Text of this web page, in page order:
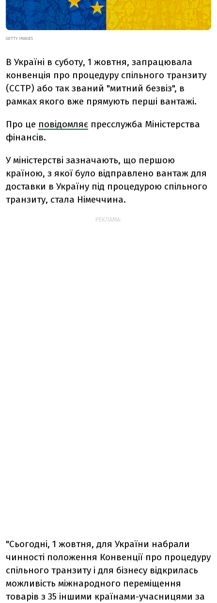
GETTY IMAGES
В Україні в суботу, 1 жовтня, запрацювала
конвенція про процедуру спільного транзиту
(CCTP) або так званий "митний безвіз", в
рамках якого вже прямують перші вантажі.
Про це повідомляє пресслужба Міністерства
фінансів.
У міністерстві зазначають, що першою
країною, з якої було відправлено вантаж для
доставки в Україну під процедурою спільного
транзиту, стала Німеччина.
РЕКЛАМА:
"Сьогодні, 1 жовтня, для України набрали
чинності положення Конвенції про процедуру
спільного транзиту і для бізнесу відкрилась
можливість міжнародного переміщення
товарів з 35 іншими країнами-учасницями за